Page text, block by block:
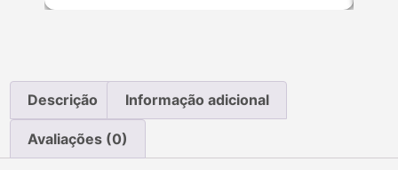
Descrição Informação adicional
Avaliações (0)